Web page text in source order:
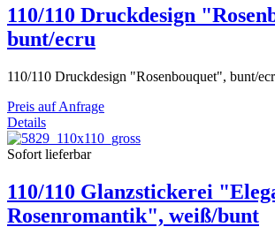
110/110 Druckdesign
bunt/ecru
110/110 Druckdesign "Rosenbouquet", bunt/
Preis auf Anfrage
Details
Sofort lieferbar
110/110 Glanzstickerei
Rosenromantik", weiß/bunt